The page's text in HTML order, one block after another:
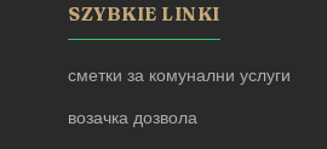
SZYBKIE LINKI
сметки за комунални услуги
возачка дозвола